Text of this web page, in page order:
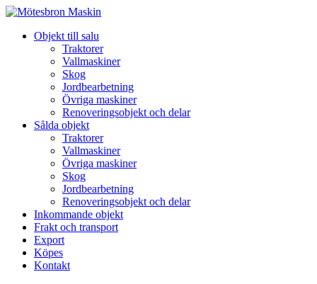
Objekt till salu
Traktorer
Vallmaskiner
Skog
Jordbearbetning
Övriga maskiner
Renoveringsobjekt och delar
Sålda objekt
Traktorer
Vallmaskiner
Övriga maskiner
Skog
Jordbearbetning
Renoveringsobjekt och delar
Inkommande objekt
Frakt och transport
Export
Köpes
Kontakt